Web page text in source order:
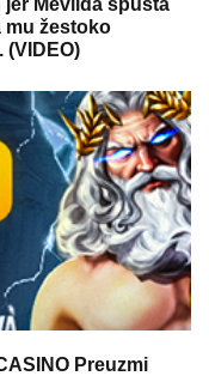
Mevlida spušta
mu žestoko
Preuzmi